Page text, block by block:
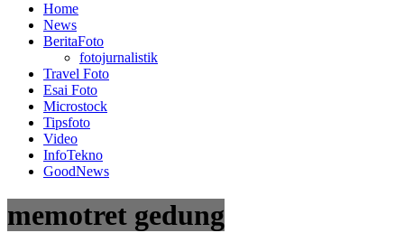
Berita
Fotografi
Terpercaya
Home
News
BeritaFoto
fotojurnalistik
Travel Foto
Esai Foto
Microstock
Tipsfoto
Video
InfoTekno
GoodNews
memotret gedung